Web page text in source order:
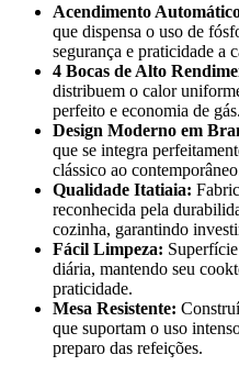
Acendimento
que dispensa o uso de
segurança e praticidade a
4 Bocas de Alto
distribuem o calor
perfeito e economia de gás.
Design Moderno em
que se integra
clássico ao
Qualidade Itatiaia:
reconhecida pela
cozinha, garantindo
Fácil Limpeza:
diária, mantendo seu
praticidade.
Mesa Resistente:
que suportam o uso
preparo das refeições.